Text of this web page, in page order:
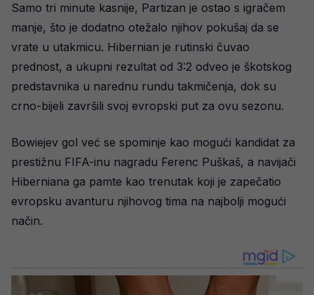
Samo tri minute kasnije, Partizan je ostao s igračem
manje, što je dodatno otežalo njihov pokušaj da se
vrate u utakmicu. Hibernian je rutinski čuvao
prednost, a ukupni rezultat od 3:2 odveo je škotskog
predstavnika u narednu rundu takmičenja, dok su
crno-bijeli završili svoj evropski put za ovu sezonu.
Bowiejev gol već se spominje kao mogući kandidat za
prestižnu FIFA-inu nagradu Ferenc Puškaš, a navijači
Hiberniana ga pamte kao trenutak koji je zapečatio
evropsku avanturu njihovog tima na najbolji mogući
način.